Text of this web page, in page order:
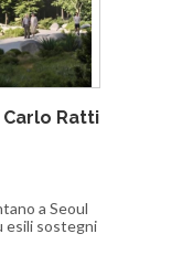
Ratti
a Seoul
esili sostegni